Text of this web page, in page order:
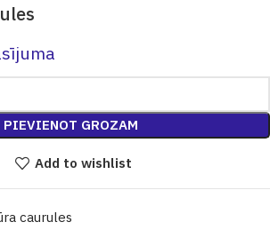
PIEVIENOT GROZAM
Add to wishlist
caurules